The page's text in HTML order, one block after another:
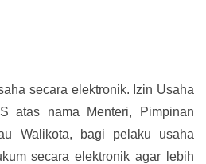
secara elektronik. Izin Usaha
atas nama Menteri, Pimpinan
Walikota, bagi pelaku usaha
secara elektronik agar lebih